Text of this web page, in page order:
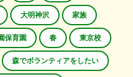
大明神沢 家族
保育園 春 東京校
森でボランティアをしたい